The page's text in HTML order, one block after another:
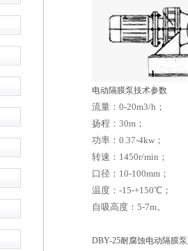
电动隔膜泵技术参数
流量：0-20m3/h；
扬程：30m；
功率：0.37-4kw；
转速：1450r/min；
口径：10-100mm；
温度：-15-+150℃；
自吸高度：5-7m。
DBY-25耐腐蚀电动隔膜泵